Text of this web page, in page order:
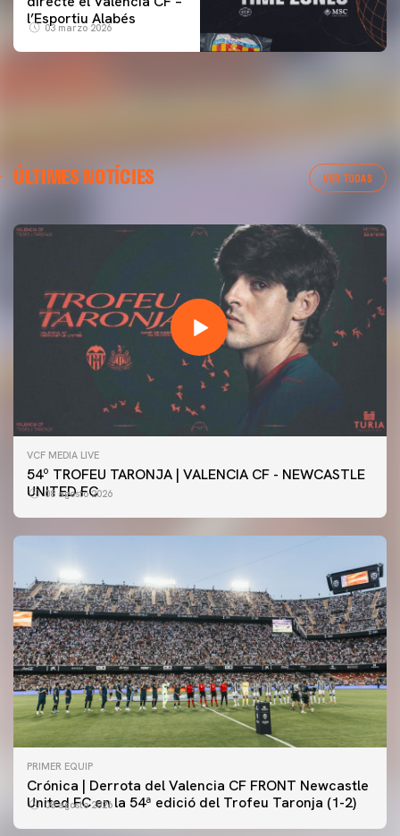
l’Esportiu Alabés
03 marzo 2026
ÚLTIMES NOTÍCIES VER TODAS
VCF MEDIA LIVE
54º TROFEU TARONJA | VALENCIA CF - NEWCASTLE
UNITED FC
08 agosto 2026
PRIMER EQUIP
Crónica | Derrota del Valencia CF FRONT Newcastle
United FC en la 54ª edició del Trofeu Taronja (1-2)
08 agosto 2026